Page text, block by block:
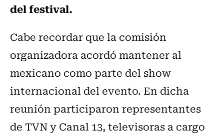
del festival.
Cabe recordar que la comisión
organizadora acordó mantener al
mexicano como parte del show
internacional del evento. En dicha
reunión participaron representantes
de TVN y Canal 13, televisoras a cargo